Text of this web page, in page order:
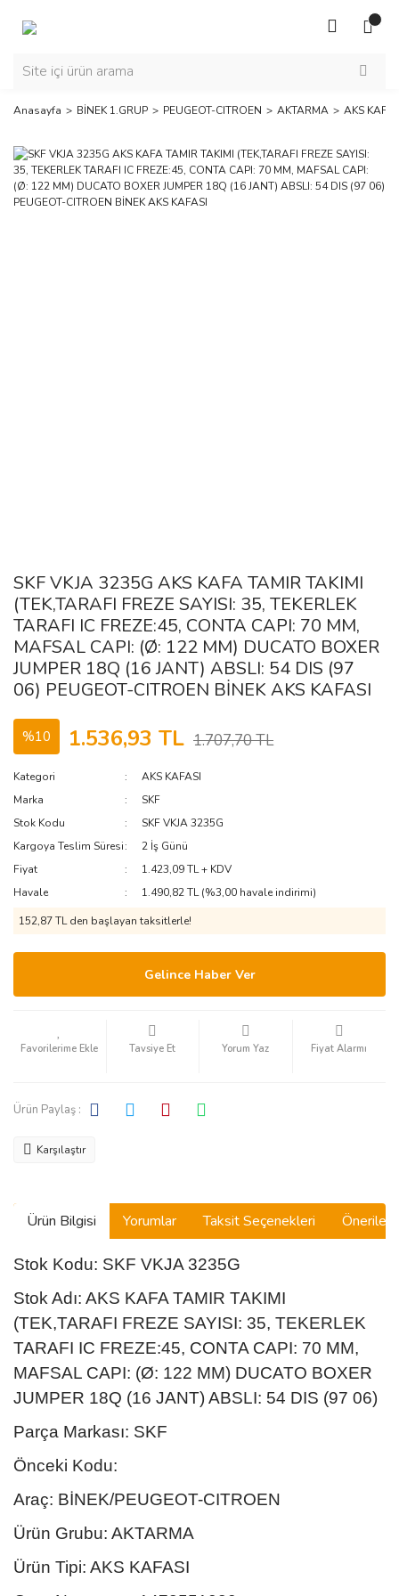
Anasayfa BİNEK 1.GRUP PEUGEOT-CITROEN AKTARMA AKS
SKF VKJA 3235G AKS KAFA TAMIR TAKIMI
(TEK,TARAFI FREZE SAYISI: 35, TEKERLEK
TARAFI IC FREZE:45, CONTA CAPI: 70 MM,
MAFSAL CAPI: (Ø: 122 MM) DUCATO BOXER
JUMPER 18Q (16 JANT) ABSLI: 54 DIS (97
06) PEUGEOT-CITROEN BİNEK AKS KAFASI
%10 1.536,93 TL 1.707,70 TL
Kategori
AKS KAFASI
Marka
SKF
Stok Kodu
SKF VKJA 3235G
Kargoya Teslim Süresi
2 İş Günü
Fiyat
1.423,09 TL + KDV
Havale
1.490,82 TL (%3,00 havale indirimi)
152,87 TL den başlayan taksitlerle!
Gelince Haber Ver
Tavsiye Et Yorum Yaz Fiyat Alarmı
Ürün Paylaş :
Karşılaştır
Ürün Bilgisi Yorumlar Taksit Seçenekleri
Stok Kodu: SKF VKJA 3235G
Stok Adı: AKS KAFA TAMIR TAKIMI
(TEK,TARAFI FREZE SAYISI: 35, TEKERLEK
TARAFI IC FREZE:45, CONTA CAPI: 70 MM,
MAFSAL CAPI: (Ø: 122 MM) DUCATO BOXER
JUMPER 18Q (16 JANT) ABSLI: 54 DIS (97 06)
Parça Markası: SKF
Önceki Kodu:
Araç: BİNEK/PEUGEOT-CITROEN
Ürün Grubu: AKTARMA
Ürün Tipi: AKS KAFASI